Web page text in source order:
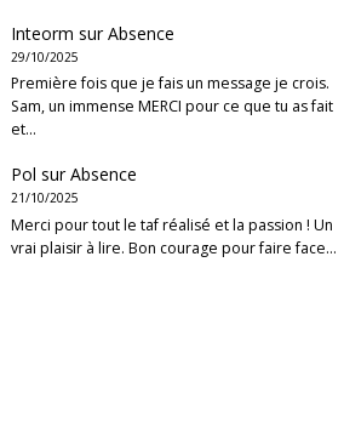
Inteorm surAbsence
29/10/2025
Première fois que je fais un message je crois.
Sam, un immense MERCI pour ce que tu as fait
et…
Pol surAbsence
21/10/2025
Merci pour tout le taf réalisé et la passion ! Un
vrai plaisir à lire. Bon courage pour faire face…